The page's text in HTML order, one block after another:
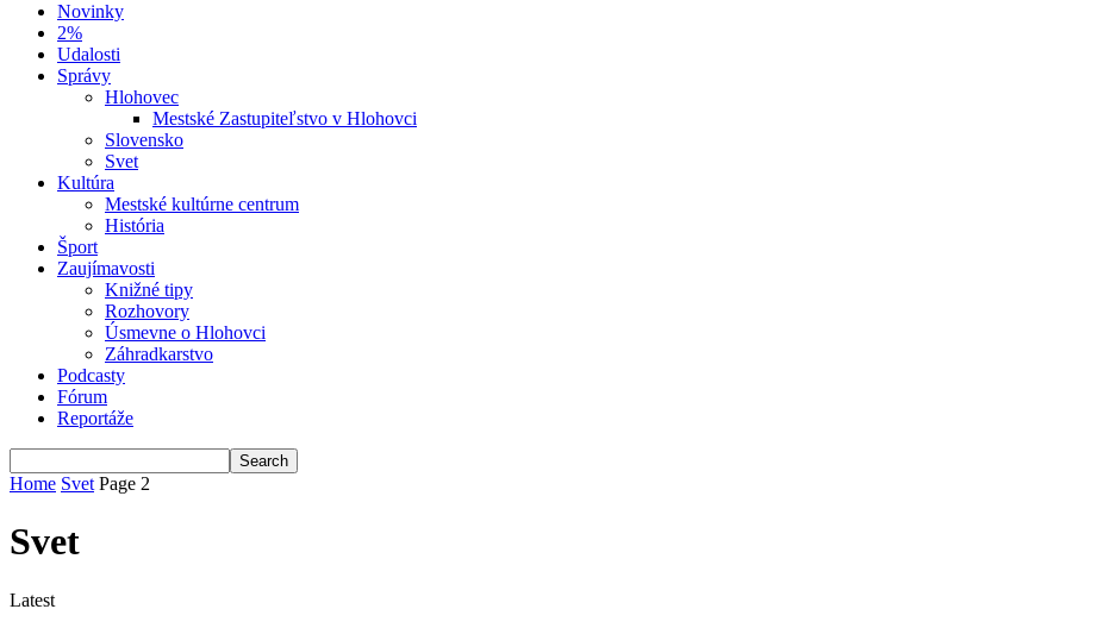
Novinky
2%
Udalosti
Správy
Hlohovec
Mestské Zastupiteľstvo v Hlohovci
Slovensko
Svet
Kultúra
Mestské kultúrne centrum
História
Šport
Zaujímavosti
Knižné tipy
Rozhovory
Úsmevne o Hlohovci
Záhradkarstvo
Podcasty
Fórum
Reportáže
Home Svet Page 2
Svet
Latest